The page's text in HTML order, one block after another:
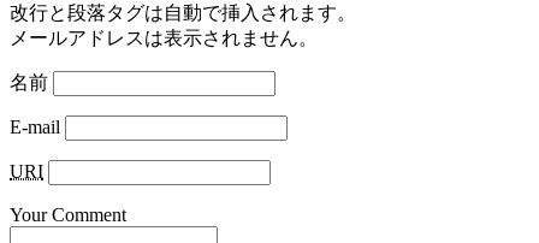
改行と段落タグは自動で挿入されます。
メールアドレスは表示されません。
名前
E-mail
URI
Your Comment